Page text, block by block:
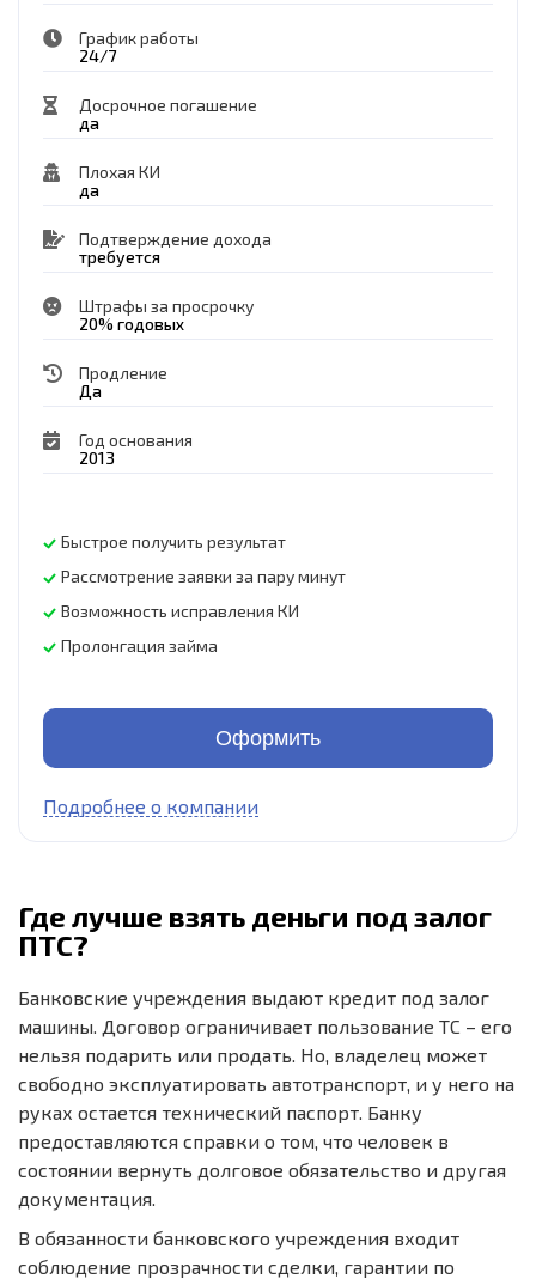
График работы
24/7
Досрочное погашение
да
Плохая КИ
да
Подтверждение дохода
требуется
Штрафы за просрочку
20% годовых
Продление
Да
Год основания
2013
Быстрое получить результат
Рассмотрение заявки за пару минут
Возможность исправления КИ
Пролонгация займа
Оформить
Подробнее о компании
Где лучше взять деньги под залог
ПТС?
Банковские учреждения выдают кредит под залог
машины. Договор ограничивает пользование ТС – его
нельзя подарить или продать. Но, владелец может
свободно эксплуатировать автотранспорт, и у него на
руках остается технический паспорт. Банку
предоставляются справки о том, что человек в
состоянии вернуть долговое обязательство и другая
документация.
В обязанности банковского учреждения входит
соблюдение прозрачности сделки, гарантии по